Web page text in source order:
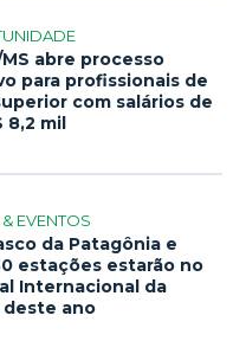
abre processo
para profissionais de
com salários de
8,2 mil
EVENTOS
da Patagônia e
estações estarão no
Internacional da
deste ano